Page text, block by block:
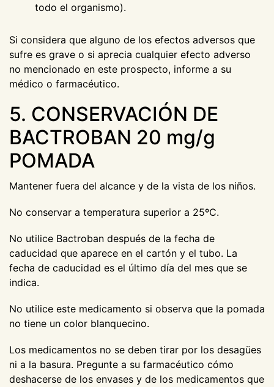
todo el organismo).
Si considera que alguno de los efectos adversos que
sufre es grave o si aprecia cualquier efecto adverso
no mencionado en este prospecto, informe a su
médico o farmacéutico.
5. CONSERVACIÓN DE
BACTROBAN 20 mg/g
POMADA
Mantener fuera del alcance y de la vista de los niños.
No conservar a temperatura superior a 25ºC.
No utilice Bactroban después de la fecha de
caducidad que aparece en el cartón y el tubo. La
fecha de caducidad es el último día del mes que se
indica.
No utilice este medicamento si observa que la pomada
no tiene un color blanquecino.
Los medicamentos no se deben tirar por los desagües
ni a la basura. Pregunte a su farmacéutico cómo
deshacerse de los envases y de los medicamentos que